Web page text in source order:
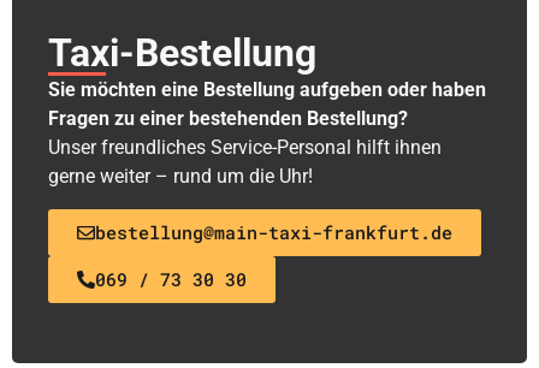
Taxi-Bestellung
Sie möchten eine Bestellung aufgeben oder haben
Fragen zu einer bestehenden Bestellung?
Unser freundliches Service-Personal hilft ihnen
gerne weiter – rund um die Uhr!
bestellung@main-taxi-frankfurt.de
069 / 73 30 30